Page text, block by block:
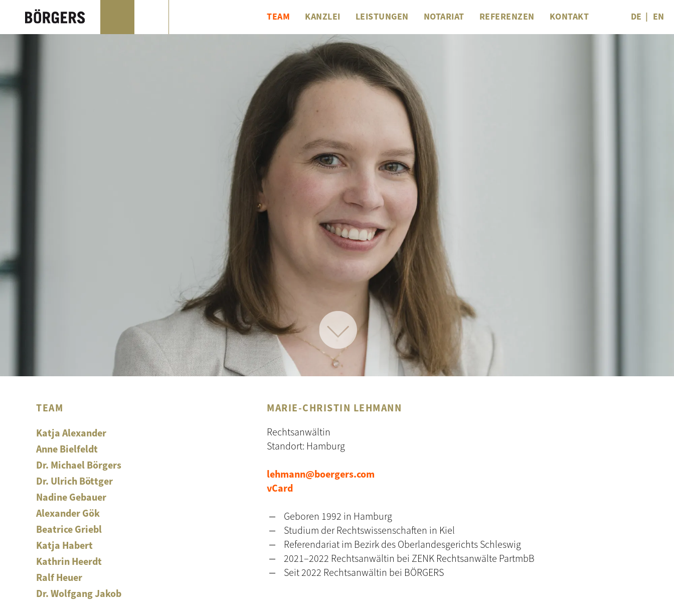
TEAM KANZLEI LEISTUNGEN NOTARIAT REFERENZEN KONTAKT DE EN
TEAM
Katja Alexander
Anne Bielfeldt
Dr. Michael Börgers
Dr. Ulrich Böttger
Nadine Gebauer
Alexander Gök
Beatrice Griebl
Katja Habert
Kathrin Heerdt
Ralf Heuer
Dr. Wolfgang Jakob
MARIE-CHRISTIN LEHMANN
Rechtsanwältin
Standort: Hamburg
lehmann@boergers.com
vCard
Geboren 1992 in Hamburg
Studium der Rechtswissenschaften in Kiel
Referendariat im Bezirk des Oberlandesgerichts Schleswig
2021–2022 Rechtsanwältin bei ZENK Rechtsanwälte PartmbB
Seit 2022 Rechtsanwältin bei BÖRGERS